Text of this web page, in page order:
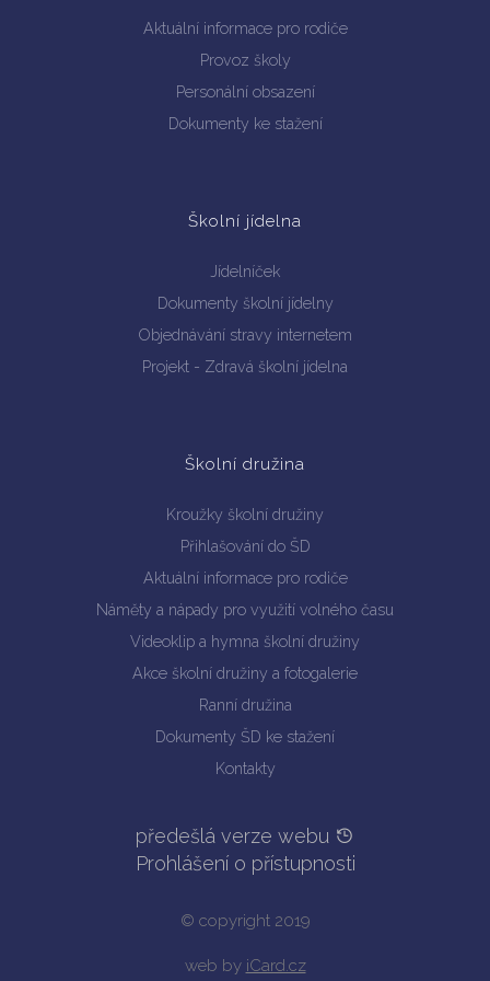
Aktuální informace pro rodiče
Provoz školy
Personální obsazení
Dokumenty ke stažení
Školní jídelna
Jídelníček
Dokumenty školní jídelny
Objednávání stravy internetem
Projekt - Zdravá školní jídelna
Školní družina
Kroužky školní družiny
Přihlašování do ŠD
Aktuální informace pro rodiče
Náměty a nápady pro využití volného času
Videoklip a hymna školní družiny
Akce školní družiny a fotogalerie
Ranní družina
Dokumenty ŠD ke stažení
Kontakty
předešlá verze webu
Prohlášení o přístupnosti
© copyright 2019
web by iCard.cz